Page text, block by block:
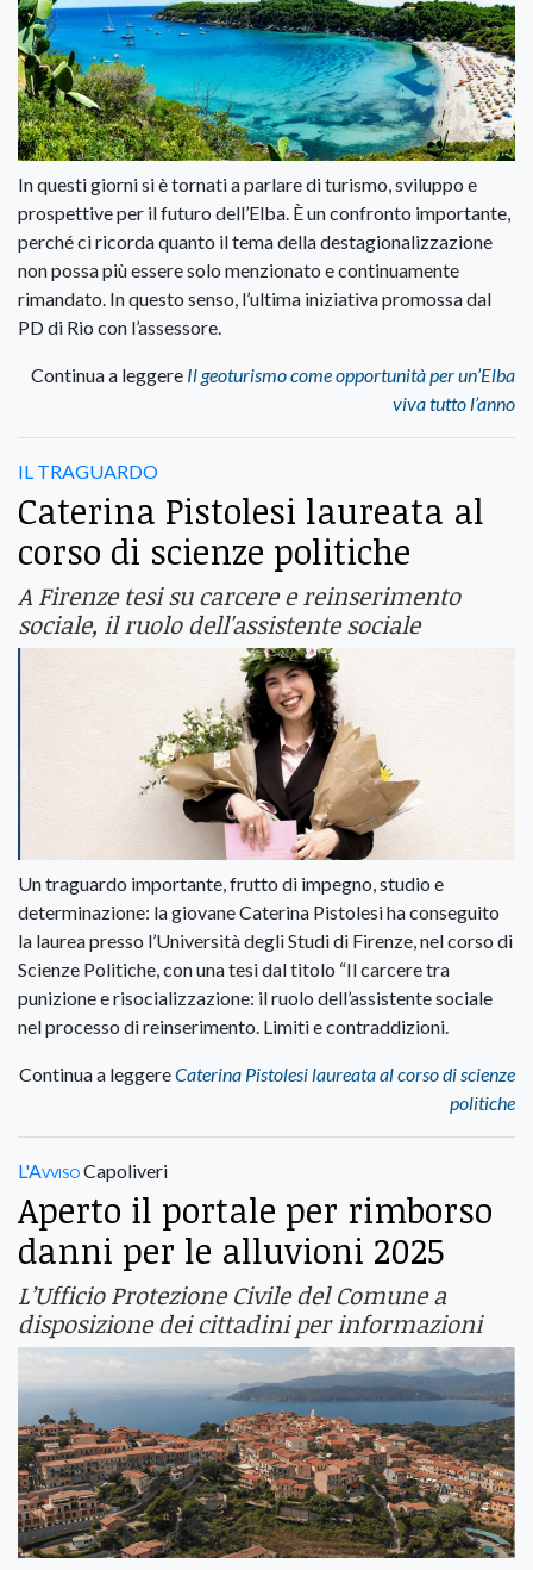
In questi giorni si è tornati a parlare di turismo, sviluppo e
prospettive per il futuro dell’Elba. È un confronto importante,
perché ci ricorda quanto il tema della destagionalizzazione
non possa più essere solo menzionato e continuamente
rimandato. In questo senso, l’ultima iniziativa promossa dal
PD di Rio con l’assessore.
Continua a leggere Il geoturismo come opportunità per un’Elba
viva tutto l’anno
IL TRAGUARDO
Caterina Pistolesi laureata al
corso di scienze politiche
A Firenze tesi su carcere e reinserimento
sociale, il ruolo dell'assistente sociale
Un traguardo importante, frutto di impegno, studio e
determinazione: la giovane Caterina Pistolesi ha conseguito
la laurea presso l’Università degli Studi di Firenze, nel corso di
Scienze Politiche, con una tesi dal titolo “Il carcere tra
punizione e risocializzazione: il ruolo dell’assistente sociale
nel processo di reinserimento. Limiti e contraddizioni.
Continua a leggereCaterina Pistolesi laureata al corso di scienze
politiche
L'AvvisoCapoliveri
Aperto il portale per rimborso
danni per le alluvioni 2025
L’Ufficio Protezione Civile del Comune a
disposizione dei cittadini per informazioni